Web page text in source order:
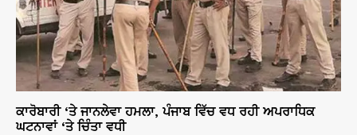
ਕਾਰੋਬਾਰੀ ‘ਤੇ ਜਾਨਲੇਵਾ ਹਮਲਾ, ਪੰਜਾਬ ਵਿੱਚ ਵਧ ਰਹੀ ਅਪਰਾਧਿਕ
ਘਟਨਾਵਾਂ ‘ਤੇ ਚਿੰਤਾ ਵਧੀ